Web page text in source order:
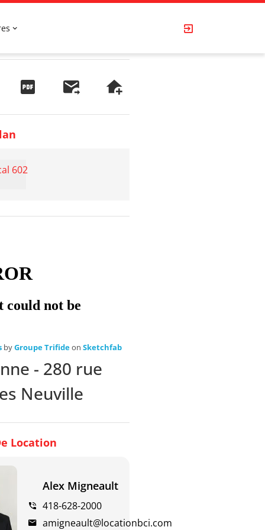
602
byGroupe Trifideon Sketchfab
- 280 rue
Neuville
Location
Alex Migneault
418-628-2000
amigneault@locationbci.com